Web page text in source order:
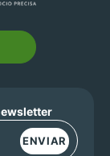
ENVIAR